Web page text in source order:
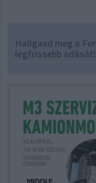
Hallgasd meg a
legfrissebb adását!